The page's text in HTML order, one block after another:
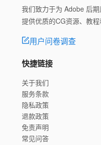
我们致力于为 Adobe 后期
提供优质的CG资源、教程
用户问卷调查
快捷链接
关于我们
服务条款
隐私政策
退款政策
免责声明
常见问答